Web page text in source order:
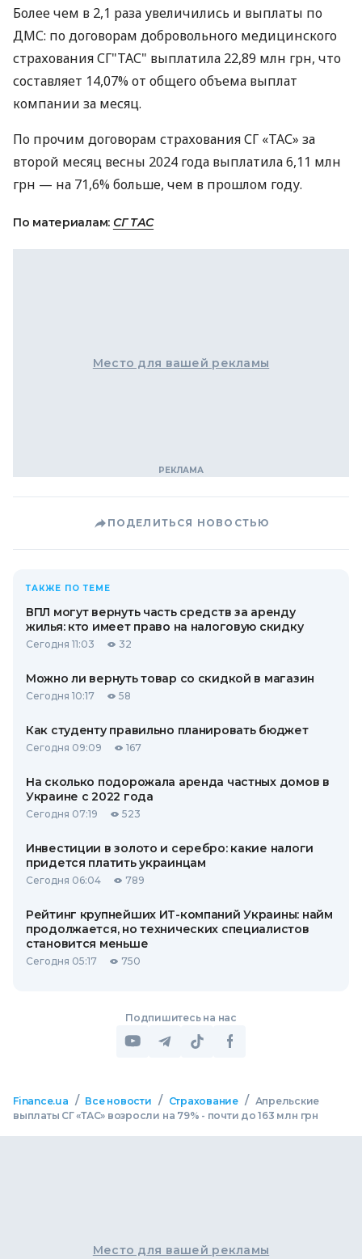
Более чем в 2,1 раза увеличились и выплаты по
ДМС: по договорам добровольного медицинского
страхования СГ"ТАС" выплатила 22,89 млн грн, что
составляет 14,07% от общего объема выплат
компании за месяц.
По прочим договорам страхования СГ «ТАС» за
второй месяц весны 2024 года выплатила 6,11 млн
грн — на 71,6% больше, чем в прошлом году.
По материалам: СГ ТАС
Место для вашей рекламы
ПОДЕЛИТЬСЯ НОВОСТЬЮ
ТАКЖЕ ПО ТЕМЕ
ВПЛ могут вернуть часть средств за аренду
жилья: кто имеет право на налоговую скидку
Сегодня 11:03 32
Можно ли вернуть товар со скидкой в ​​магазин
Сегодня 10:17 58
Как студенту правильно планировать бюджет
Сегодня 09:09 167
На сколько подорожала аренда частных домов в
Украине с 2022 года
Сегодня 07:19 523
Инвестиции в золото и серебро: какие налоги
придется платить украинцам
Сегодня 06:04 789
Рейтинг крупнейших ИТ-компаний Украины: найм
продолжается, но технических специалистов
становится меньше
Сегодня 05:17 750
Подпишитесь на нас
Finance.ua / Все новости / Страхование / Апрельские
выплаты СГ «ТАС» возросли на 79% - почти до 163 млн грн
Место для вашей рекламы